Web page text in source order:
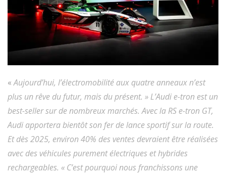
«Aujourd’hui, l’électromobilité aux quatre anneaux n’est
plus un rêve du futur, mais du présent. » L’Audi e-tron est un
best-seller sur de nombreux marchés. Avec la RS e-tron GT,
Audi apportera bientôt son fer de lance sportif sur la route.
Et dès 2025, environ 40% des ventes devraient être réalisées
avec des véhicules purement électriques et hybrides
rechargeables. « C’est pourquoi nous franchissons une